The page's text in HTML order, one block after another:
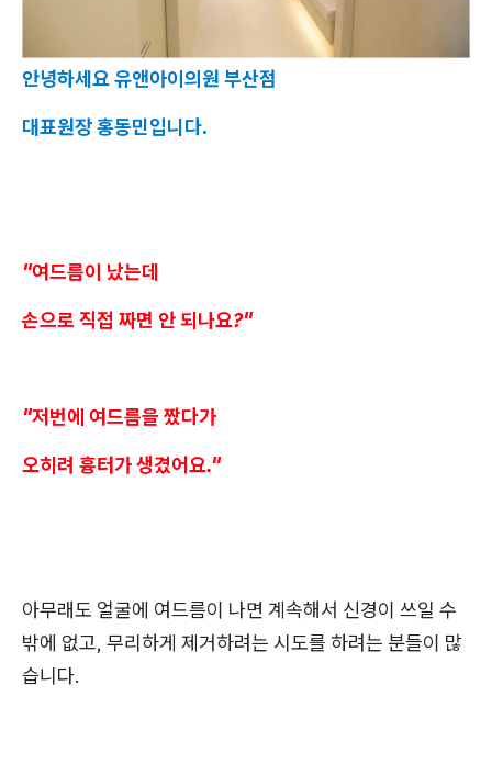
안녕하세요 유앤아이의원 부산점
대표원장 홍동민입니다.
"여드름이 났는데
손으로 직접 짜면 안 되나요?"
"저번에 여드름을 짰다가
오히려 흉터가 생겼어요."
아무래도 얼굴에 여드름이 나면 계속해서 신경이 쓰일 수
밖에 없고, 무리하게 제거하려는 시도를 하려는 분들이 많
습니다.